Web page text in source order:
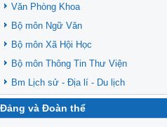
Văn Phòng Khoa
Bộ môn Ngữ Văn
Bộ môn Xã Hội Học
Bộ môn Thông Tin Thư Viện
Bm Lịch sử - Địa lí - Du lịch
Đảng và Đoàn thể